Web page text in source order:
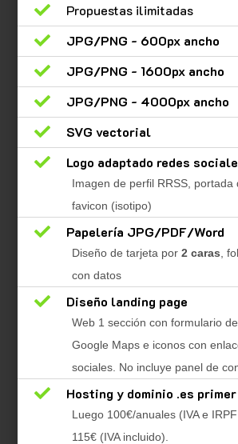

Propuestas ilimitadas

JPG/PNG - 600px ancho

JPG/PNG - 1600px ancho

JPG/PNG - 4000px ancho

SVG vectorial

Logo adaptado redes
Imagen de perfil RRSS, portada
favicon (isotipo)
 Papelería JPG/PDF/Word
Diseño de tarjeta por 2 caras ,
con datos
 Diseño landing page
Web 1 sección con formulario
Google Maps e iconos con
sociales. No incluye panel de
 Hosting y dominio .es primer
Luego 100€/anuales (IVA e
115€ (IVA incluido).